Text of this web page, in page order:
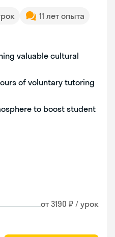
11 лет опыта
valuable cultural
of voluntary tutoring
to boost student
от 3190 ₽ / урок